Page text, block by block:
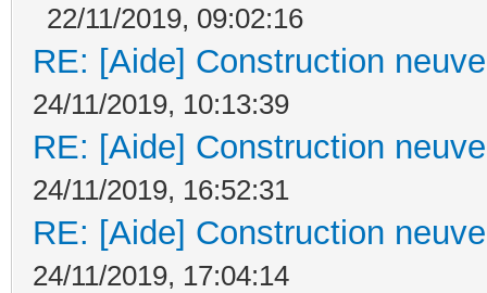
22/11/2019, 09:02:16
RE: [Aide] Construction
24/11/2019, 10:13:39
RE: [Aide] Construction
24/11/2019, 16:52:31
RE: [Aide] Construction
24/11/2019, 17:04:14